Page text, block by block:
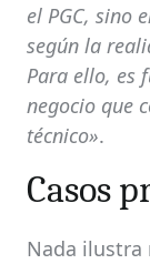
el PGC, sino
según la
Para ello, es
negocio que
técnico».
Casos
Nada ilustra